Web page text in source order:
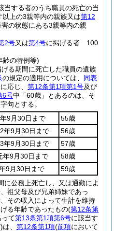
当する者のうち職員の死亡の当
上の3親等内の親族又は第12
の状態にある3親等内の親
2号又は第4号に掲げる者 100
齢の特例等)
る期間に死亡した職員の遺族
の規定の適用については、 同表
応じ、 第12条第1項第1号及び
6号中「60歳」とあるのは、そ
句とする。
9月30日まで
55歳
年9月30日まで
56歳
年9月30日まで
57歳
年9月30日まで
58歳
9月30日まで
59歳
に公務上死亡し、又は通勤によ
祖父母及び兄弟姉妹であっ
その収入によって生計を維持
る年齢であったもの(第12条第
て第13条第1項第6号に該当す
は、 第12条第1項(前項において